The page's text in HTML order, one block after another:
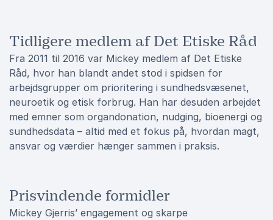
Tidligere medlem af Det Etiske Råd
Fra 2011 til 2016 var Mickey medlem af Det Etiske
Råd, hvor han blandt andet stod i spidsen for
arbejdsgrupper om prioritering i sundhedsvæsenet,
neuroetik og etisk forbrug. Han har desuden arbejdet
med emner som organdonation, nudging, bioenergi og
sundhedsdata – altid med et fokus på, hvordan magt,
ansvar og værdier hænger sammen i praksis.
Prisvindende formidler
Mickey Gjerris’ engagement og skarpe